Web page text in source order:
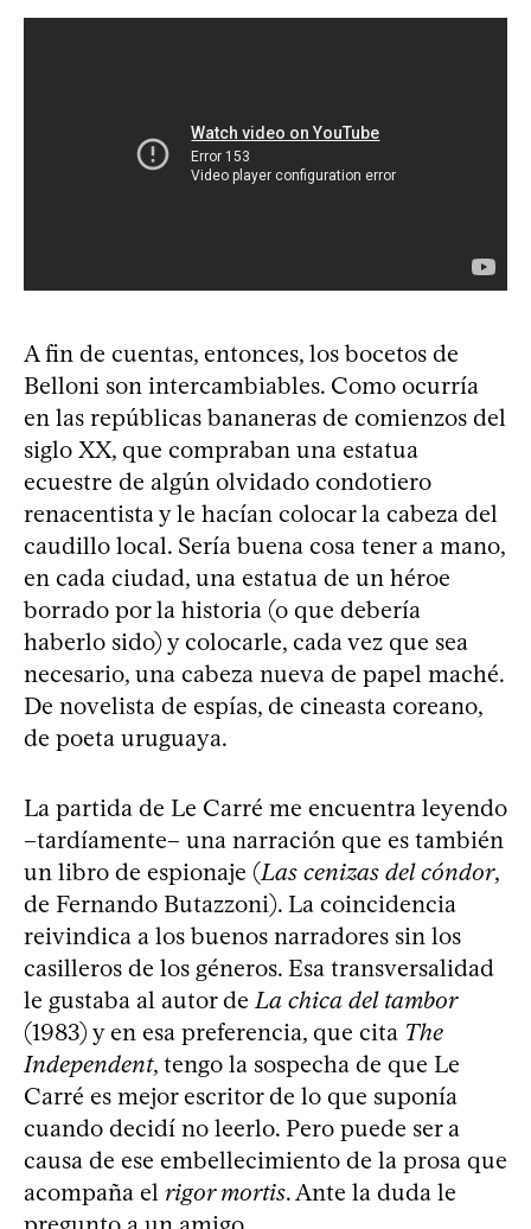
A fin de cuentas, entonces, los bocetos de
Belloni son intercambiables. Como ocurría
en las repúblicas bananeras de comienzos del
siglo XX, que compraban una estatua
ecuestre de algún olvidado condotiero
renacentista y le hacían colocar la cabeza del
caudillo local. Sería buena cosa tener a mano,
en cada ciudad, una estatua de un héroe
borrado por la historia (o que debería
haberlo sido) y colocarle, cada vez que sea
necesario, una cabeza nueva de papel maché.
De novelista de espías, de cineasta coreano,
de poeta uruguaya.
La partida de Le Carré me encuentra leyendo
–tardíamente– una narración que es también
un libro de espionaje (Las cenizas del cóndor,
de Fernando Butazzoni). La coincidencia
reivindica a los buenos narradores sin los
casilleros de los géneros. Esa transversalidad
le gustaba al autor de La chica del tambor
(1983) y en esa preferencia, que cita The
Independent, tengo la sospecha de que Le
Carré es mejor escritor de lo que suponía
cuando decidí no leerlo. Pero puede ser a
causa de ese embellecimiento de la prosa que
acompaña el rigor mortis. Ante la duda le